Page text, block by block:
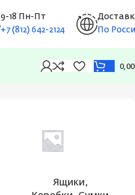
9-18 Пн-Пт
+7 (812) 642-2124
По
Ящики,